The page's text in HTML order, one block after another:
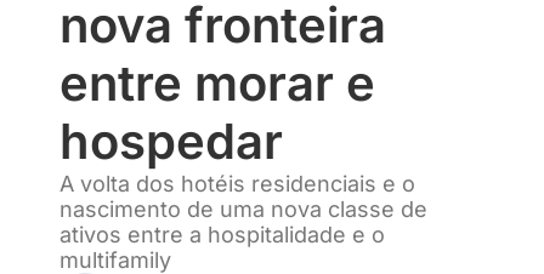
nova fronteira
entre morar e
hospedar
A volta dos hotéis residenciais e o
nascimento de uma nova classe de
ativos entre a hospitalidade e o
multifamily